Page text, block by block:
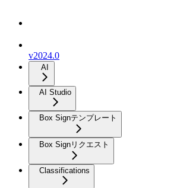
v2024.0
AI
AI Studio
Box Signテンプレート
Box Signリクエスト
Classifications